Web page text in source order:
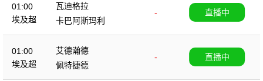
01:00
埃及超
瓦迪格拉
-
卡巴阿斯玛利
直播中
01:00
埃及超
艾德瀚德
-
佩特捷德
直播中